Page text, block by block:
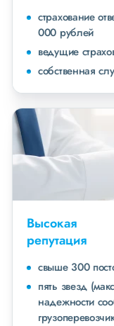
страхование
000 рублей
ведущие
собственная
Высокая
репутация
свыше 300
пять звезд
надежности